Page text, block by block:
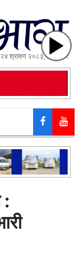
२४ श्रावण २०८३, आईतवार
: